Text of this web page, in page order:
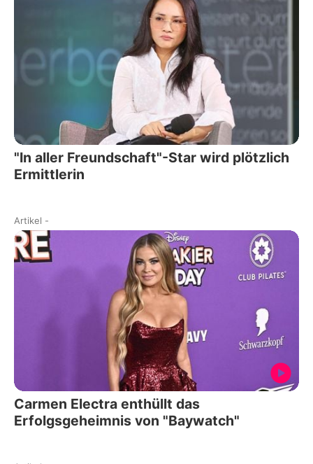
"In aller Freundschaft"-Star wird plötzlich
Ermittlerin
Artikel -
Carmen Electra enthüllt das
Erfolgsgeheimnis von "Baywatch"